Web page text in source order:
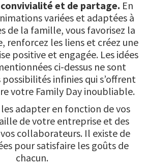
et de partage. En
variées et adaptées à
de la famille, vous favorisez la
renforcez les liens et créez une
positive et engagée. Les idées
ci-dessus ne sont
possibilités infinies qui s’offrent
votre Family Day inoubliable.
les adapter en fonction de vos
de votre entreprise et des
collaborateurs. Il existe de
pour satisfaire les goûts de
chacun.